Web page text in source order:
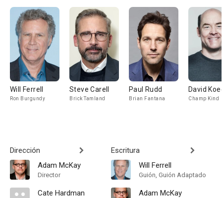
Will Ferrell
Ron Burgundy
Steve Carell
Brick Tamland
Paul Rudd
Brian Fantana
David
Champ Kind
Dirección
Adam McKay
Director
Cate Hardman
Escritura
Will Ferrell
Guión, Guión Adaptado
Adam McKay